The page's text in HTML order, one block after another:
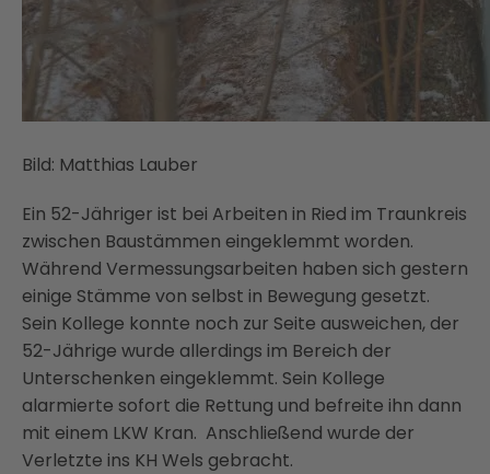
Bild: Matthias Lauber
Ein 52-Jähriger ist bei Arbeiten in Ried im Traunkreis
zwischen Baustämmen eingeklemmt worden.
Während Vermessungsarbeiten haben sich gestern
einige Stämme von selbst in Bewegung gesetzt.
Sein Kollege konnte noch zur Seite ausweichen, der
52-Jährige wurde allerdings im Bereich der
Unterschenken eingeklemmt. Sein Kollege
alarmierte sofort die Rettung und befreite ihn dann
mit einem LKW Kran. Anschließend wurde der
Verletzte ins KH Wels gebracht.